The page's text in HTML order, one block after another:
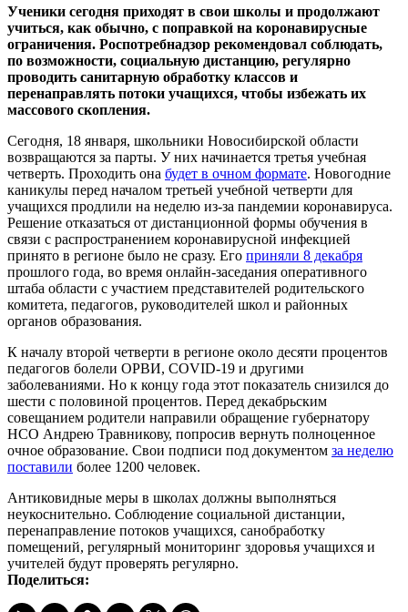
Ученики сегодня приходят в свои школы и продолжают
учиться, как обычно, с поправкой на коронавирусные
ограничения. Роспотребнадзор рекомендовал соблюдать,
по возможности, социальную дистанцию, регулярно
проводить санитарную обработку классов и
перенаправлять потоки учащихся, чтобы избежать их
массового скопления.
Сегодня, 18 января, школьники Новосибирской области
возвращаются за парты. У них начинается третья учебная
четверть. Проходить она будет в очном формате. Новогодние
каникулы перед началом третьей учебной четверти для
учащихся продлили на неделю из-за пандемии коронавируса.
Решение отказаться от дистанционной формы обучения в
связи с распространением коронавирусной инфекцией
принято в регионе было не сразу. Его приняли 8 декабря
прошлого года, во время онлайн-заседания оперативного
штаба области с участием представителей родительского
комитета, педагогов, руководителей школ и районных
органов образования.
К началу второй четверти в регионе около десяти процентов
педагогов болели ОРВИ, COVID-19 и другими
заболеваниями. Но к концу года этот показатель снизился до
шести с половиной процентов. Перед декабрьским
совещанием родители направили обращение губернатору
НСО Андрею Травникову, попросив вернуть полноценное
очное образование. Свои подписи под документом за неделю
поставили более 1200 человек.
Антиковидные меры в школах должны выполняться
неукоснительно. Соблюдение социальной дистанции,
перенаправление потоков учащихся, санобработку
помещений, регулярный мониторинг здоровья учащихся и
учителей будут проверять регулярно.
Поделиться: